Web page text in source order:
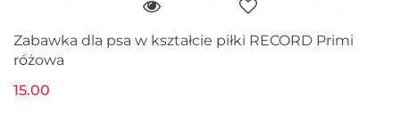
Zabawka dla psa w kształcie piłki RECORD Primi
różowa
15.00